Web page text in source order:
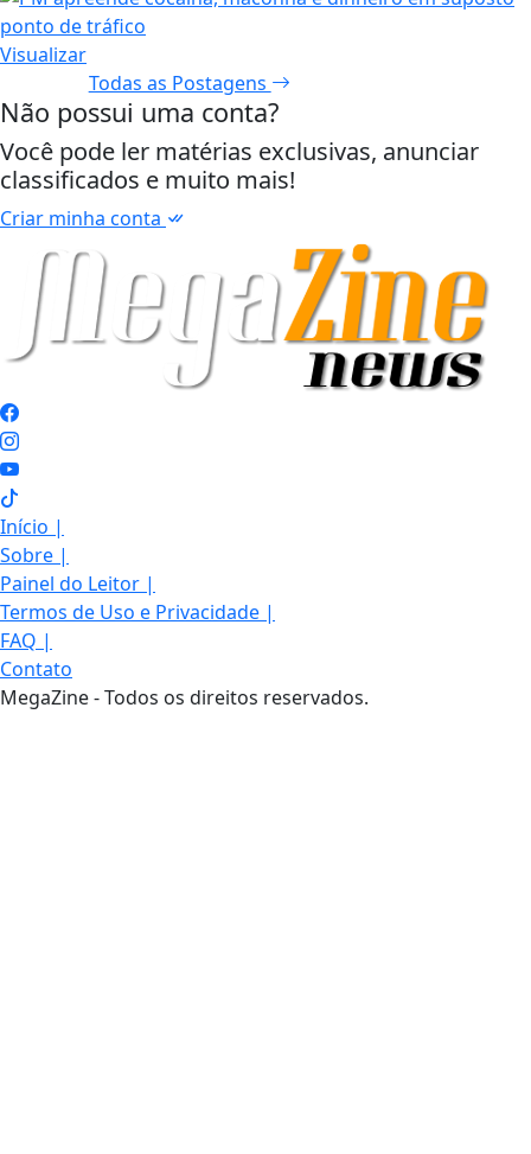
Visualizar
Todas as Postagens
Não possui uma conta?
Você pode ler matérias exclusivas, anunciar
classificados e muito mais!
Criar minha conta
Início |
Sobre |
Painel do Leitor |
Termos de Uso e Privacidade |
FAQ |
Contato
MegaZine - Todos os direitos reservados.